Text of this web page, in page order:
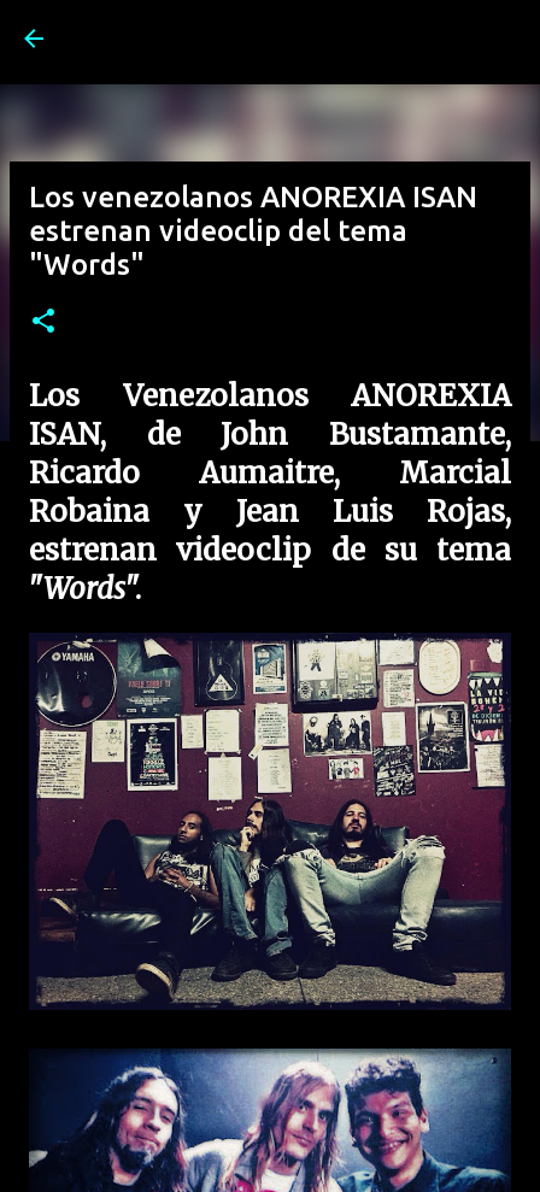
Los venezolanos ANOREXIA ISAN
estrenan videoclip del tema
"Words"
Los Venezolanos ANOREXIA
ISAN, de John Bustamante,
Ricardo Aumaitre, Marcial
Robaina y Jean Luis Rojas,
estrenan videoclip de su tema
"Words".